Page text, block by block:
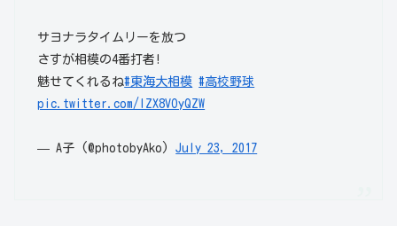
サヨナラタイムリーを放つ
さすが相模の4番打者!
魅せてくれるね#東海大相模 #高校野球
pic.twitter.com/lZX8VOyQZW
— A子 (@photobyAko)July 23, 2017